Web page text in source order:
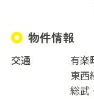
がついており、5
ラウンジ、テラス
ェ、スーパーだけ
少し歩くと外濠や
すく便利な街で
物件情報
交通
有楽
東西
総武